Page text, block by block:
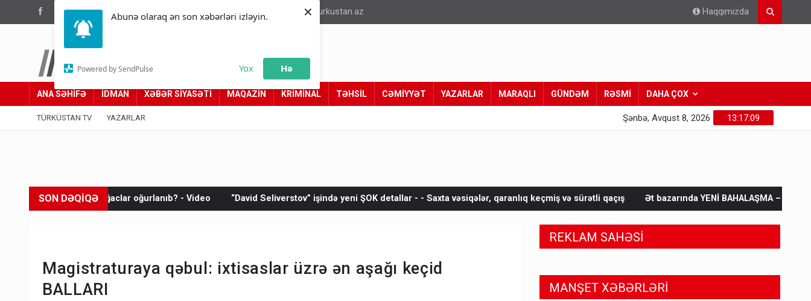
Abunə olaraq ən son xəbərləri izləyin.
Powered by SendPulse Yox Hə
×
(012) 449 94 05 info@turkustan.az Haqqımızda
Türküstan.az
Adımız yolumuzdur
ANA SƏHİFƏ İDMAN XƏBƏR SİYASƏTİ MAQAZİN KRİMİNAL TƏHSİL CƏMİYYƏT YAZARLAR MARAQLI GÜNDƏM RƏSMİ DAHA ÇOX
TÜRKÜSTAN TV YAZARLAR 13:17:10
Şənbə, Avqust 8, 2026
SON DƏQİQƏ
ağaclar oğurlanıb? - Video “David Seliverstov” işində yeni ŞOK detallar - - Saxta vəsiqələr, qaranlıq keçmiş və sürətli qaçış Ət bazarında YENİ BAHALAŞMA – Dana və quzu əti niyə
Magistraturaya qəbul: ixtisaslar üzrə ən aşağı keçid
BALLARI
REKLAM SAHƏSİ
MANŞET XƏBƏRLƏRİAzərbaycanla bağlı açıqlama
13:58